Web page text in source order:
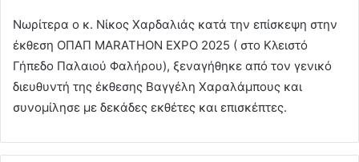
Νωρίτερα ο κ. Νίκος Χαρδαλιάς κατά την επίσκεψη στην
έκθεση ΟΠΑΠ MARATHON EXPO 2025 ( στο Κλειστό
Γήπεδο Παλαιού Φαλήρου), ξεναγήθηκε από τον γενικό
διευθυντή της έκθεσης Βαγγέλη Χαραλάμπους και
συνομίλησε με δεκάδες εκθέτες και επισκέπτες.